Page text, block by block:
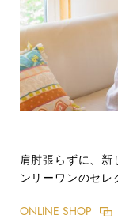
肩肘張らずに、
ンリーワンのセレ
ONLINE SHOP